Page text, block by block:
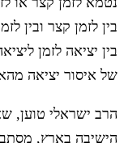
בין לזמן קצר ובין
בין יציאה לזמן
של איסור יציאה
הרב ישראלי טוען,
הישיבה בארץ,